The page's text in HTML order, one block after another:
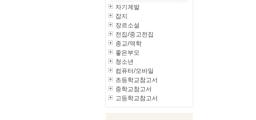
자기계발
잡지
장르소설
전집/중고전집
종교/역학
좋은부모
청소년
컴퓨터/모바일
초등학교참고서
중학교참고서
고등학교참고서